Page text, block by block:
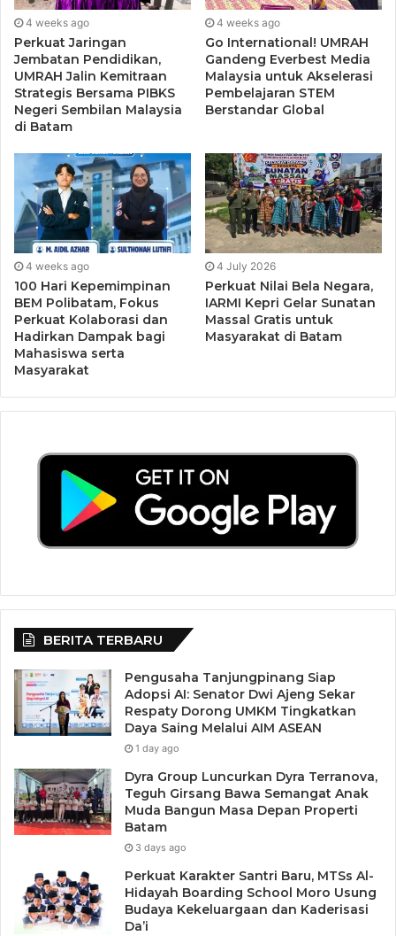
“Isdianto telah terbukti dan teruji mampu memimpin Kepri.
Sosok ini yang saya lihat terus dikenalkan tim INSANI,
menempatkan figur Isdianto sebagai pemimpin yang
mampu memberikan solusi, bukan lagi basa-basi,” ujarnya.
Seperti diketahui, pandemi Covid-19 dimanfaatkan
sejumlah kandidat Gubernur dan Wakil Gubernur Kepri
sebagai ajang “jualan” program kerja. Tak heran jika
pasangan Ansar-Marlin dan Soerya-Iman menempatkan
ide pemulihan ekonomi sebagai salah satu tujuan mereka
mencalonkan diri di Pilkada Kepri.
Menurut Irfan, isu pemulihan ekonomi imbas pandemi
Covid-19 menjadi produk yang terus ditawarkan kandidat.
Namun, Irfan kembali mengingatkan, sejumlah gagasan
Ketika penantang seolah menawarkan solusi baru untuk
menangani permasalahan ekonomi, Isdianto justru telah
melakukannya,” kata Irfan.
4 weeks ago
Perkuat Jaringan
Jembatan Pendidikan,
UMRAH Jalin Kemitraan
Strategis Bersama PIBKS
Negeri Sembilan Malaysia
di Batam
4 weeks ago
Go International! UMRAH
Gandeng Everbest Media
Malaysia untuk Akselerasi
Pembelajaran STEM
Berstandar Global
4 weeks ago
100 Hari Kepemimpinan
BEM Polibatam, Fokus
Perkuat Kolaborasi dan
Hadirkan Dampak bagi
Mahasiswa serta
Masyarakat
4 July 2026
Perkuat Nilai Bela Negara,
IARMI Kepri Gelar Sunatan
Massal Gratis untuk
Masyarakat di Batam
BERITA TERBARU
Pengusaha Tanjungpinang Siap
Adopsi AI: Senator Dwi Ajeng Sekar
Respaty Dorong UMKM Tingkatkan
Daya Saing Melalui AIM ASEAN
1 day ago
Dyra Group Luncurkan Dyra Terranova,
Teguh Girsang Bawa Semangat Anak
Muda Bangun Masa Depan Properti
Batam
3 days ago
Perkuat Karakter Santri Baru, MTSs Al-
Hidayah Boarding School Moro Usung
Budaya Kekeluargaan dan Kaderisasi
Da’i